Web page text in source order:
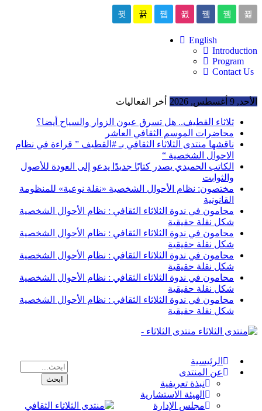
English
Introduction
Program
Contact Us
الأحد, 9 أغسطس, 2026 أخر الفعاليات
ثلاثاء القطيف.. هل تسرق عيون الزوار والسياح أيضا؟
محاضرات الموسم الثقافي العاشر
ناقشها منتدى الثلاثاء الثقافي بـ #القطيف ” قراءة في نظام
الاحوال الشخصية “
الكاتب الحميدي يصدر كتابًا جديدًا يدعو إلى العودة للأصول
والثوابت
مختصون: نظام الأحوال الشخصية «نقلة نوعية» للمنظومة
القانونية
محامون في ندوة الثلاثاء الثقافي : نظام الأحوال الشخصية
شكل نقلة حقيقية
محامون في ندوة الثلاثاء الثقافي : نظام الأحوال الشخصية
شكل نقلة حقيقية
محامون في ندوة الثلاثاء الثقافي : نظام الأحوال الشخصية
شكل نقلة حقيقية
محامون في ندوة الثلاثاء الثقافي : نظام الأحوال الشخصية
شكل نقلة حقيقية
محامون في ندوة الثلاثاء الثقافي : نظام الأحوال الشخصية
شكل نقلة حقيقية
منتدى الثلاثاء -
الرئيسية
عن المنتدى
نبذة تعريفية
الهيئة الاستشارية
مجلس الإدارة